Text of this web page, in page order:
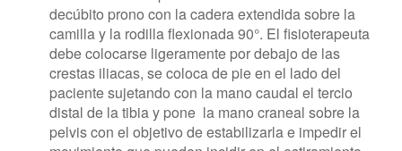
decúbito prono con la cadera extendida sobre la
camilla y la rodilla flexionada 90°. El fisioterapeuta
debe colocarse ligeramente por debajo de las
crestas iliacas, se coloca de pie en el lado del
paciente sujetando con la mano caudal el tercio
distal de la tibia y pone la mano craneal sobre la
pelvis con el objetivo de estabilizarla e impedir el